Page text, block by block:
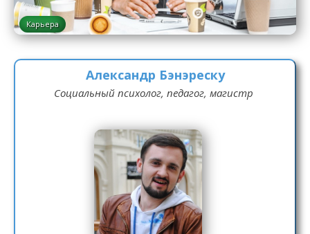
Карьера
Александр Бэнэреску
Социальный психолог, педагог, магистр